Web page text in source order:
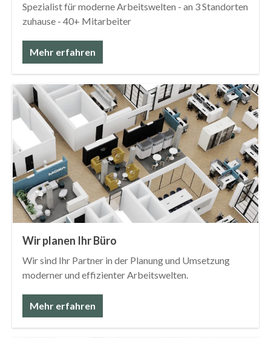
Spezialist für moderne Arbeitswelten - an 3 Standorten
zuhause - 40+ Mitarbeiter
Mehr erfahren
Wir planen Ihr Büro
Wir sind Ihr Partner in der Planung und Umsetzung
moderner und effizienter Arbeitswelten.
Mehr erfahren